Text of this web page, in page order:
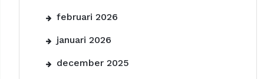
februari 2026
januari 2026
december 2025